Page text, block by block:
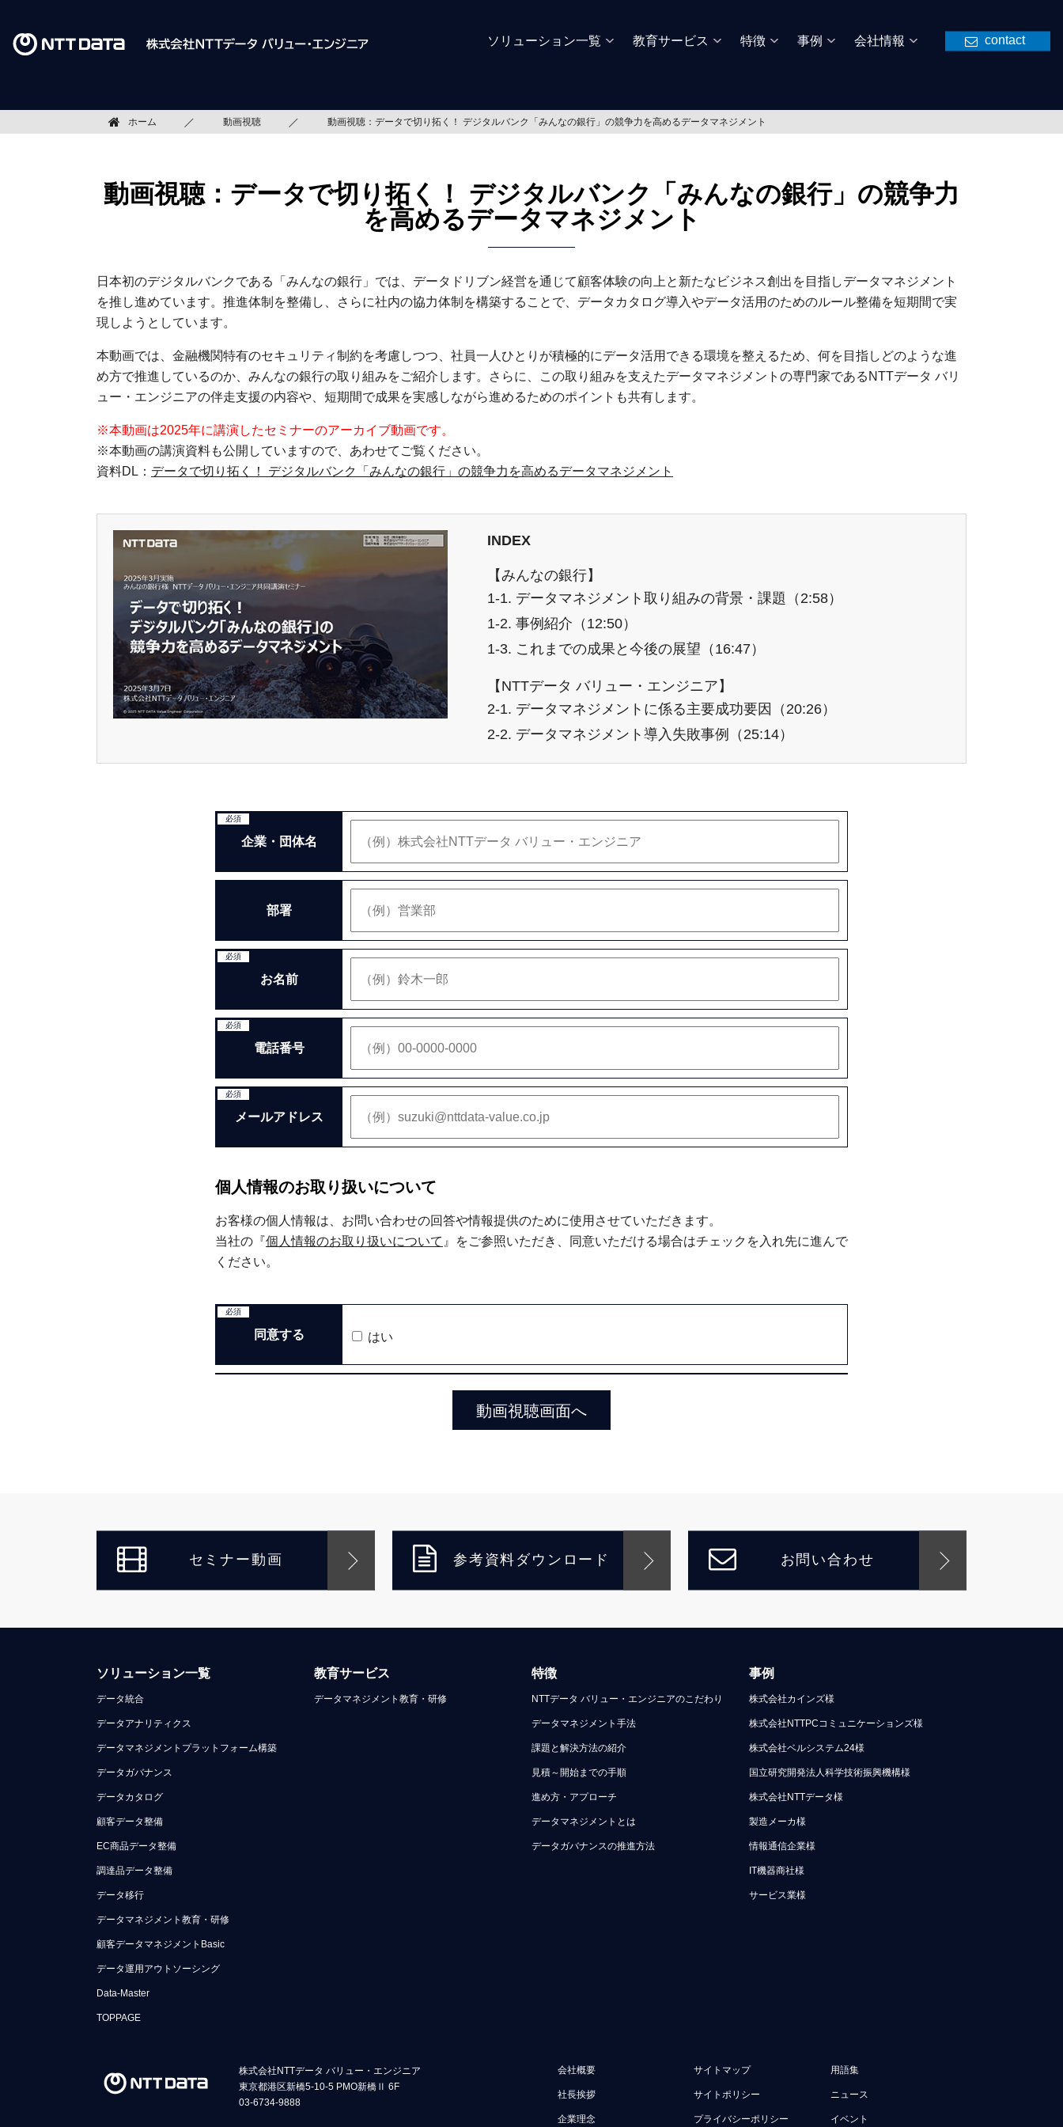
ソリューション一覧 教育サービス 特徴 事例 会社情報 contact
ホーム 動画視聴 動画視聴：データで切り拓く！ デジタルバンク「みんなの銀行」の競争力を高めるデータマネジメント
動画視聴：データで切り拓く！ デジタルバンク「みんなの銀行」の競争力
を高めるデータマネジメント
日本初のデジタルバンクである「みんなの銀行」では、データドリブン経営を通じて顧客体験の向上と新たなビジネス創出を目指しデータマネジメント
を推し進めています。推進体制を整備し、さらに社内の協力体制を構築することで、データカタログ導入やデータ活用のためのルール整備を短期間で実
現しようとしています。
本動画では、金融機関特有のセキュリティ制約を考慮しつつ、社員一人ひとりが積極的にデータ活用できる環境を整えるため、何を目指しどのような進
め方で推進しているのか、みんなの銀行の取り組みをご紹介します。さらに、この取り組みを支えたデータマネジメントの専門家であるNTTデータ バリ
ュー・エンジニアの伴走支援の内容や、短期間で成果を実感しながら進めるためのポイントも共有します。
※本動画は2025年に講演したセミナーのアーカイブ動画です。
※本動画の講演資料も公開していますので、あわせてご覧ください。
資料DL： データで切り拓く！ デジタルバンク「みんなの銀行」の競争力を高めるデータマネジメント
INDEX
【みんなの銀行】
1-1. データマネジメント取り組みの背景・課題（2:58）
1-2. 事例紹介（12:50）
1-3. これまでの成果と今後の展望（16:47）
【NTTデータ バリュー・エンジニア】
2-1. データマネジメントに係る主要成功要因（20:26）
2-2. データマネジメント導入失敗事例（25:14）
企業・団体名
必須
部署
お名前
必須
電話番号
必須
メールアドレス
必須
個人情報のお取り扱いについて
お客様の個人情報は、お問い合わせの回答や情報提供のために使用させていただきます。
当社の『個人情報のお取り扱いについて 』をご参照いただき、同意いただける場合はチェックを入れ先に進んで
ください。
同意する
必須
はい
セミナー動画 参考資料ダウンロード お問い合わせ
ソリューション一覧
データ統合
データアナリティクス
データマネジメントプラットフォーム構築
データガバナンス
データカタログ
顧客データ整備
EC商品データ整備
調達品データ整備
データ移行
データマネジメント教育・研修
顧客データマネジメントBasic
データ運用アウトソーシング
Data-Master
TOPPAGE
教育サービス
データマネジメント教育・研修
特徴
NTTデータ バリュー・エンジニアのこだわり
データマネジメント手法
課題と解決方法の紹介
見積～開始までの手順
進め方・アプローチ
データマネジメントとは
データガバナンスの推進方法
事例
株式会社カインズ様
株式会社NTTPCコミュニケーションズ様
株式会社ベルシステム24様
国立研究開発法人科学技術振興機構様
株式会社NTTデータ様
製造メーカ様
情報通信企業様
IT機器商社様
サービス業様
会社概要
社長挨拶
企業理念
サイトマップ
サイトポリシー
プライバシーポリシー
用語集
ニュース
イベント
株式会社NTTデータ バリュー・エンジニア
東京都港区新橋5-10-5 PMO新橋Ⅱ 6F
03-6734-9888